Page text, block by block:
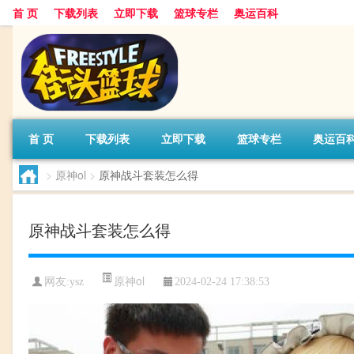
首 页 下载列表 立即下载 篮球专栏 奥运百科
首 页 下载列表 立即下载 篮球专栏 奥运百
> 原神ol > 原神战斗套装怎么得
原神战斗套装怎么得
网友:ysz 原神ol 2024-02-24 17:38:53